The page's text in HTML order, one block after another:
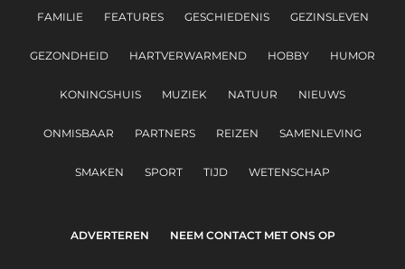
FAMILIE FEATURES GESCHIEDENIS GEZINSLEVEN
GEZONDHEID HARTVERWARMEND HOBBY HUMOR
KONINGSHUIS MUZIEK NATUUR NIEUWS
ONMISBAAR PARTNERS REIZEN SAMENLEVING
SMAKEN SPORT TIJD WETENSCHAP
ADVERTEREN NEEM CONTACT MET ONS OP